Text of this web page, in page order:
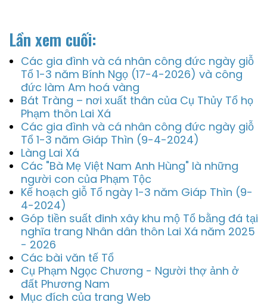
Lần xem cuối:
Các gia đình và cá nhân công đức ngày giỗ
Tổ 1-3 năm Bính Ngọ (17-4-2026) và công
đức làm Am hoá vàng
Bát Tràng – nơi xuất thân của Cụ Thủy Tổ họ
Phạm thôn Lai Xá
Các gia đình và cá nhân công đức ngày giỗ
Tổ 1-3 năm Giáp Thìn (9-4-2024)
Làng Lai Xá
Các "Bà Mẹ Việt Nam Anh Hùng" là những
người con của Phạm Tộc
Kế hoạch giỗ Tổ ngày 1-3 năm Giáp Thìn (9-
4-2024)
Góp tiền suất đinh xây khu mộ Tổ bằng đá tại
nghĩa trang Nhân dân thôn Lai Xá năm 2025
- 2026
Các bài văn tế Tổ
Cụ Phạm Ngọc Chương - Người thợ ảnh ở
đất Phương Nam
Mục đích của trang Web